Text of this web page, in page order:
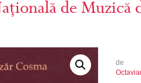
de Muzică
de